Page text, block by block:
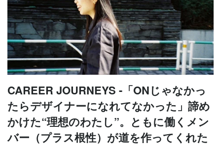
CAREER JOURNEYS -「ONじゃなかっ
たらデザイナーになれてなかった」諦め
かけた“理想のわたし”。ともに働くメン
バー（プラス根性）が道を作ってくれた